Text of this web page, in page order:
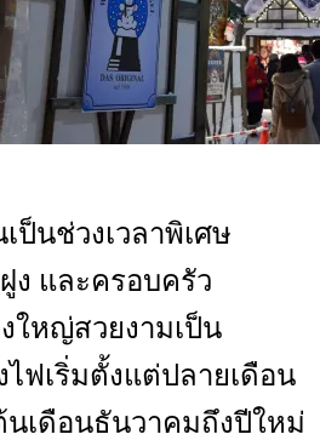
นช่วงเวลาพิเศษ
ง และครอบครัว
ใหญ่สวยงามเป็น
ฟเริ่มตั้งแต่ปลายเดือน
เดือนธันวาคมถึงปีใหม่